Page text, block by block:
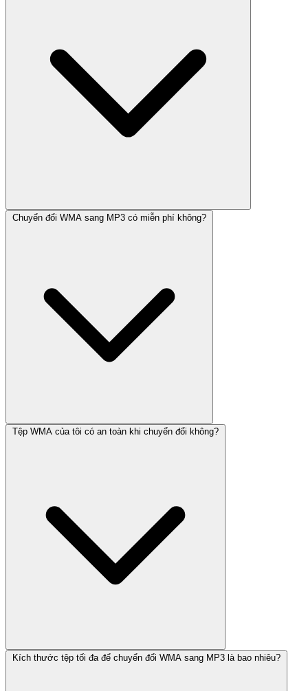
Chuyển đổi WMA sang MP3 có miễn phí không?
Tệp WMA của tôi có an toàn khi chuyển đổi không?
Kích thước tệp tối đa để chuyển đổi WMA sang MP3 là bao nhiêu?